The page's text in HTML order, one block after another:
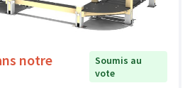
notre
Soumis au
vote